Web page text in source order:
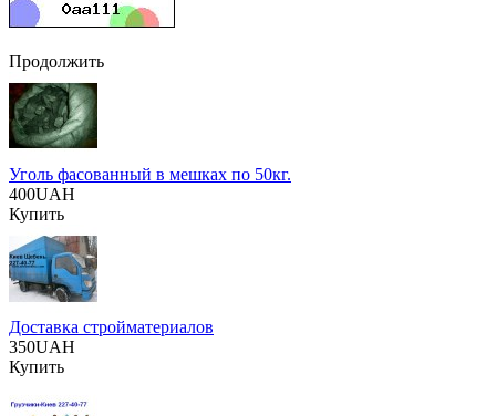
Продолжить
Уголь фасованный в мешках по 50кг.
400UAH
Купить
Доставка стройматериалов
350UAH
Купить